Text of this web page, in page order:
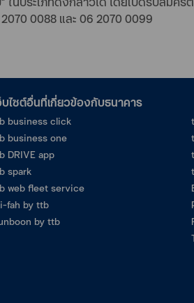
0088 และ 06 2070 0099
บไซต์อื่นที่เกี่ยวข้องกับธนาคาร
business click
business one
DRIVE app
spark
web fleet service
fah by ttb
by ttb